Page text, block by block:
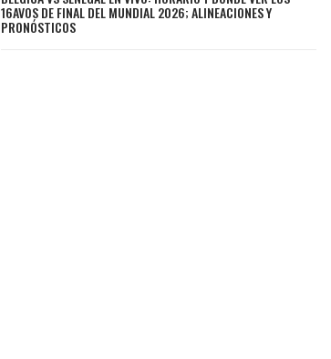
16AVOS DE FINAL DEL MUNDIAL 2026; ALINEACIONES Y
PRONÓSTICOS